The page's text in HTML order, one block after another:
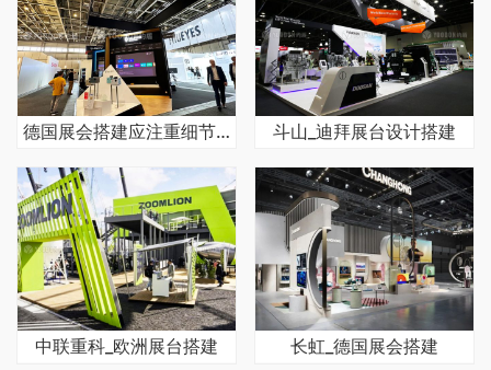
德国展会搭建应注重细节品质 斗山_迪拜展台设计搭建
中联重科_欧洲展台搭建 长虹_德国展会搭建